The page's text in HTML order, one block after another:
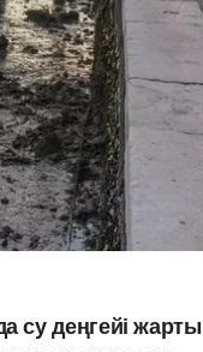
су деңгейі жарты